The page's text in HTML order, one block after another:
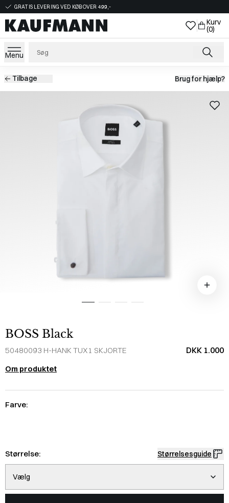
GRATIS LEVERING VED KØB OVER 499,-
Kurv
(0)
Menu
Tilbage Brug for hjælp?
BOSS Black
50480093 H-HANK TUX1 SKJORTE DKK 1.000
Om produktet
Farve:
Størrelse: Størrelsesguide
Vælg